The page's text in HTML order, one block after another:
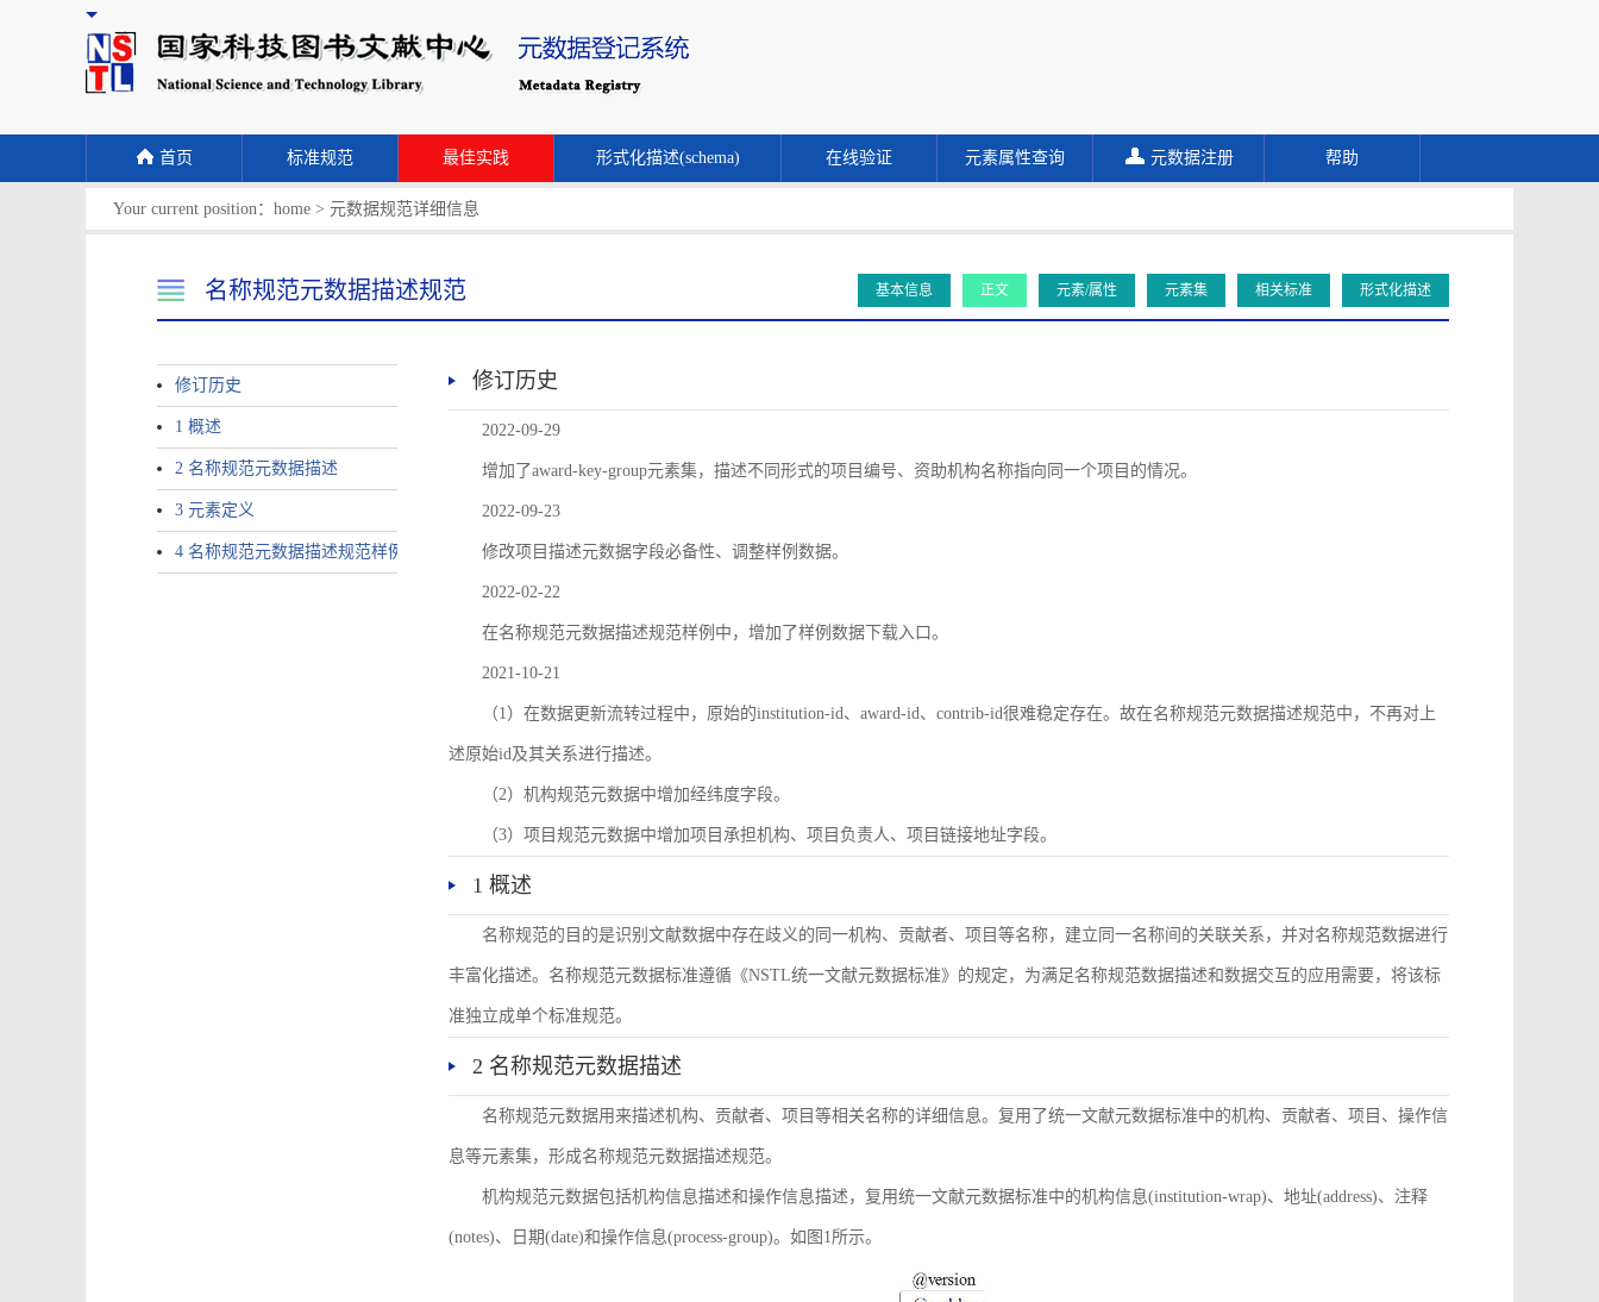
首页 标准规范 最佳实践 形式化描述(schema) 在线验证 元素属性查询 元数据注册 帮助
Your current position： home > 元数据规范详细信息
名称规范元数据描述规范 基本信息 正文 元素/属性 元素集 相关标准 形式化描述
修订历史
1 概述
2 名称规范元数据描述
3 元素定义
4 名称规范元数据描述规范样例
修订历史
2022-09-29
增加了award-key-group元素集，描述不同形式的项目编号、资助机构名称指向同一个项目的情况。
2022-09-23
修改项目描述元数据字段必备性、调整样例数据。
2022-02-22
在名称规范元数据描述规范样例中，增加了样例数据下载入口。
2021-10-21
（1）在数据更新流转过程中，原始的institution-id、award-id、contrib-id很难稳定存在。故在名称规范元数据描述规范中，不再对上
述原始id及其关系进行描述。
（2）机构规范元数据中增加经纬度字段。
（3）项目规范元数据中增加项目承担机构、项目负责人、项目链接地址字段。
1 概述
名称规范的目的是识别文献数据中存在歧义的同一机构、贡献者、项目等名称，建立同一名称间的关联关系，并对名称规范数据进行
丰富化描述。名称规范元数据标准遵循《NSTL统一文献元数据标准》的规定，为满足名称规范数据描述和数据交互的应用需要，将该标
准独立成单个标准规范。
2 名称规范元数据描述
名称规范元数据用来描述机构、贡献者、项目等相关名称的详细信息。复用了统一文献元数据标准中的机构、贡献者、项目、操作信
息等元素集，形成名称规范元数据描述规范。
机构规范元数据包括机构信息描述和操作信息描述，复用统一文献元数据标准中的机构信息(institution-wrap)、地址(address)、注释
(notes)、日期(date)和操作信息(process-group)。如图1所示。